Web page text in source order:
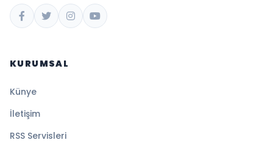
KURUMSAL
Künye
İletişim
RSS Servisleri